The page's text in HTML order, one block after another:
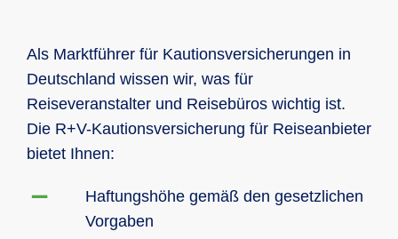
Als Marktführer für Kautionsversicherungen in
Deutschland wissen wir, was für
Reiseveranstalter und Reisebüros wichtig ist.
Die R+V-Kautionsversicherung für Reiseanbieter
bietet Ihnen:
Haftungshöhe gemäß den gesetzlichen
Vorgaben